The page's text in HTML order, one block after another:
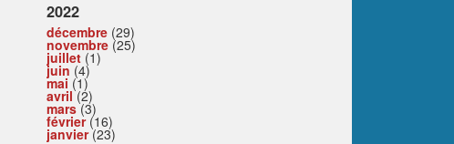
2022
décembre (29)
novembre (25)
juillet (1)
juin (4)
mai (1)
avril(2)
mars(3)
février(16)
janvier(23)